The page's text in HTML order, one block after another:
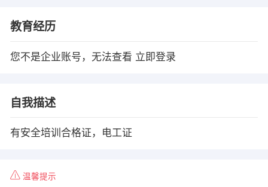
教育经历
您不是企业账号，无法查看 立即登录
自我描述
有安全培训合格证，电工证
温馨提示